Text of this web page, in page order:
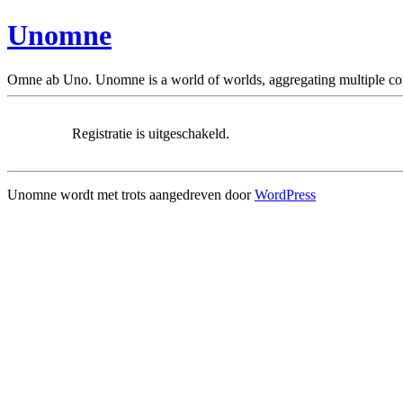
Unomne
Omne ab Uno. Unomne is a world of worlds, aggregating multiple
Registratie is uitgeschakeld.
Unomne wordt met trots aangedreven doorWordPress